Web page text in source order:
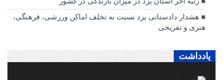
هشدار دادستانی یزد نسبت به تخلف اماکن ورزشی، فرهنگی،
هنری و تفریحی
یادداشت